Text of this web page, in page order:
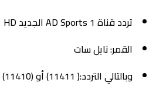
تردد قناة AD Sports 1 الجديد HD
القمر: نايل سات
وبالتالي التردد:( 11411) أو (11410)